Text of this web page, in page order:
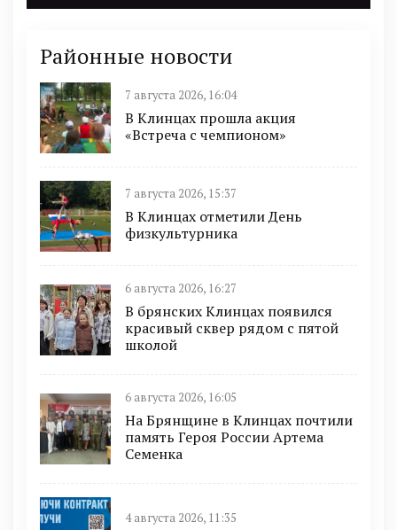
Районные новости
7 августа 2026, 16:04
В Клинцах прошла акция
«Встреча с чемпионом»
7 августа 2026, 15:37
В Клинцах отметили День
физкультурника
6 августа 2026, 16:27
В брянских Клинцах появился
красивый сквер рядом с пятой
школой
6 августа 2026, 16:05
На Брянщине в Клинцах почтили
память Героя России Артема
Семенка
4 августа 2026, 11:35